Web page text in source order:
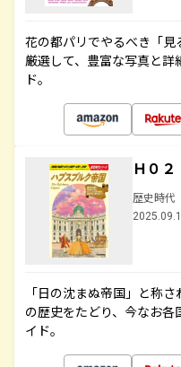
花の都パリでやるべき「
厳選して、豊富な写真と詳
ド。
Ｈ０
歴史時代
「日の沈まぬ帝国」と称
の歴史をたどり、今なお
イド。